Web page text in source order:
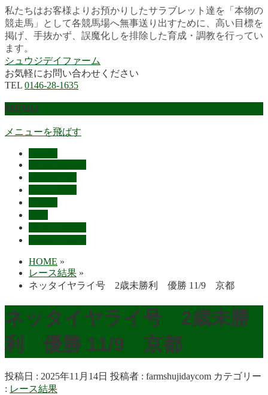
私たちはお客様よりお預かりしたサラブレット達を「本物の
競走馬」として各競馬場へ無事送り出すために、高い目標を
掲げ、手抜かず、誤魔化しを排除した育成・調教を行ってい
ます。
シュウジデイファーム
お気軽にお問い合わせください
TEL 0146-28-1635
MENU
メニューを飛ばす
HOME »
レース結果 »
ネッタイヤライ号 2歳未勝利 優勝 11/9 京都
ネッタイヤライ号 2歳未勝
利 優勝 11/9 京都
投稿日 : 2025年11月14日 投稿者 : farmshujidaycom カテゴリー
: レース結果